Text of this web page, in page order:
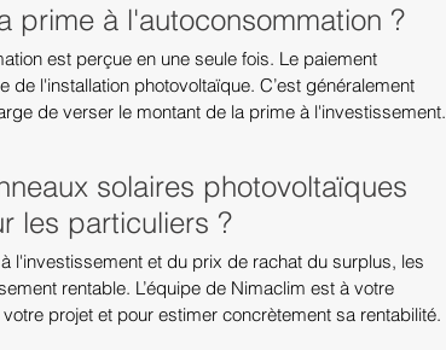
prime à l'autoconsommation ?
est perçue en une seule fois. Le paiement
de l'installation photovoltaïque. C’est généralement
de verser le montant de la prime à l'investissement.
solaires photovoltaïques
les particuliers ?
l'investissement et du prix de rachat du surplus, les
rentable. L’équipe de Nimaclim est à votre
projet et pour estimer concrètement sa rentabilité.